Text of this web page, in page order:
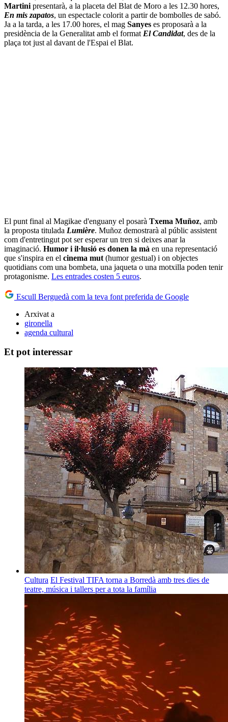
Martini presentarà, a la placeta del Blat de Moro a les 12.30 hores,
En mis zapatos, un espectacle colorit a partir de bombolles de sabó.
Ja a la tarda, a les 17.00 hores, el mag Sanyes es proposarà a la
presidència de la Generalitat amb el format El Candidat, des de la
plaça tot just al davant de l'Espai el Blat.
El punt final al Magikae d'enguany el posarà Txema Muñoz, amb
la proposta titulada Lumière. Muñoz demostrarà al públic assistent
com d'entretingut pot ser esperar un tren si deixes anar la
imaginació. Humor i il·lusió es donen la mà en una representació
que s'inspira en el cinema mut (humor gestual) i on objectes
quotidians com una bombeta, una jaqueta o una motxilla poden tenir
protagonisme. Les entrades costen 5 euros.
Escull Berguedà com la teva font preferida de Google
Arxivat a
gironella
agenda cultural
Et pot interessar
Cultura El Festival TIFA torna a Borredà amb tres dies de
teatre, música i tallers per a tota la família